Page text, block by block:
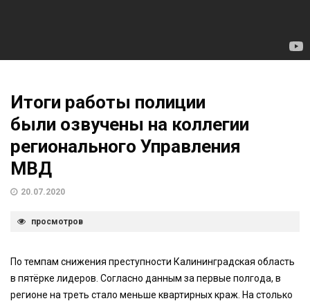
Итоги работы полиции
были озвучены на коллегии
регионального Управления
МВД
20.07.2020
просмотров
По темпам снижения преступности Калининградская область
в пятёрке лидеров. Согласно данным за первые полгода, в
регионе на треть стало меньше квартирных краж. На столько